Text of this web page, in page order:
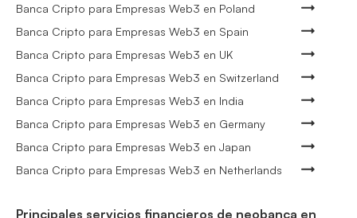
Banca Cripto para Empresas Web3 en Poland
Banca Cripto para Empresas Web3 en Spain
Banca Cripto para Empresas Web3 en UK
Banca Cripto para Empresas Web3 en Switzerland
Banca Cripto para Empresas Web3 en India
Banca Cripto para Empresas Web3 en Germany
Banca Cripto para Empresas Web3 en Japan
Banca Cripto para Empresas Web3 en Netherlands
Principales servicios financieros de neobanca en